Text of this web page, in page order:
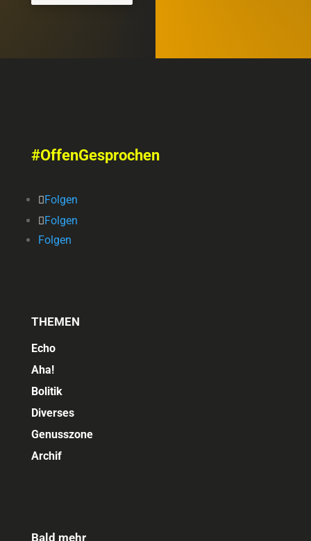
#OffenGesprochen
Folgen
Folgen
Folgen
THEMEN
Echo
Aha!
Bolitik
Diverses
Genusszone
Archif
Bald mehr